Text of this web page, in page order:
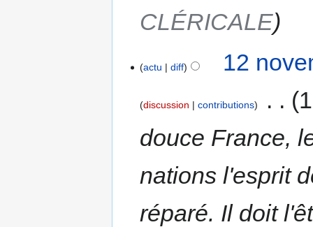
CLÉRICALE
actu diff 12
discussion contributions
douce France,
nations l'esprit
réparé. Il doit